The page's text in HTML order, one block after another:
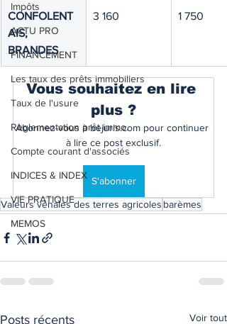
Impôts
ACTU PRO
FINANCEMENT
Les taux des prêts immobiliers
Taux de l'usure
Règlementation prêt immo.
Compte courant d'associés
INDICES & INDEX
VIE PRATIQUE
MEMOS
CONFOLENT
AIS,
BRANDES
3 160 1 750
Vous souhaitez en lire
plus ?
Abonnez-vous à bejuris.com pour continuer
à lire ce post exclusif.
S'abonner
Valeurs vénales des terres agricoles barèmes
Posts récents Voir tout